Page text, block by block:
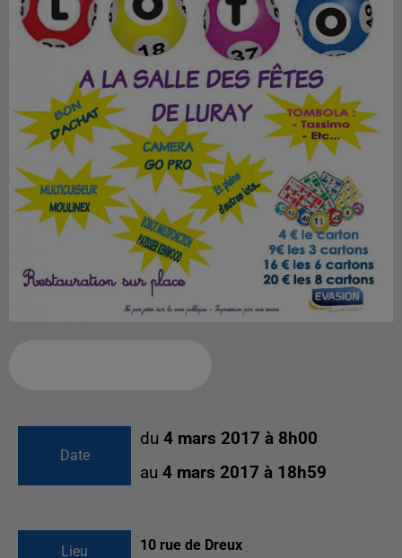
Date
du 4 mars 2017 à 8h00
au 4 mars 2017 à 18h59
Lieu
10 rue de Dreux